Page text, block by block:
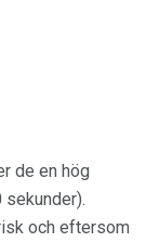
de en hög
och eftersom